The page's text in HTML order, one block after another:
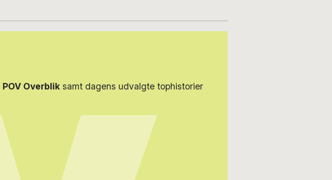
POV Overbliksamt dagens udvalgte tophistorier